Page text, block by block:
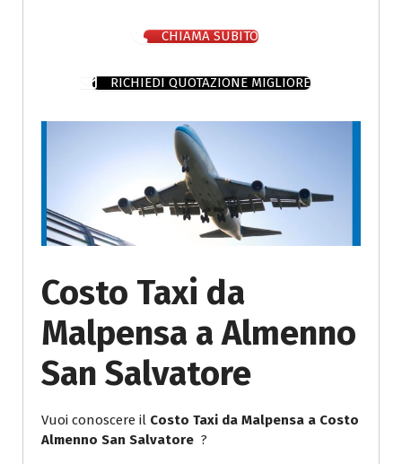
CHIAMA SUBITO
RICHIEDI QUOTAZIONE MIGLIORE
Costo Taxi da
Malpensa a Almenno
San Salvatore
Vuoi conoscere il Costo Taxi da Malpensa a Costo
Almenno San Salvatore ?